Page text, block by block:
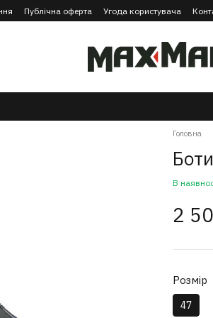
Публічна оферта Угода користувача
Головна
В
2
Розмір
47